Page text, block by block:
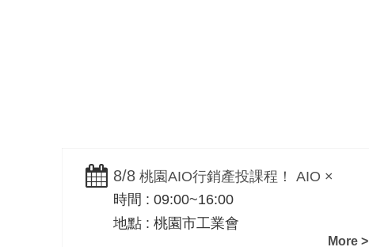
8/8 桃園AIO行銷產投課程！ AIO ×
SEO 實戰｜桃園市工業會-黃震宇老師
親授
時間 : 09:00~16:00
地點 : 桃園市工業會
More >